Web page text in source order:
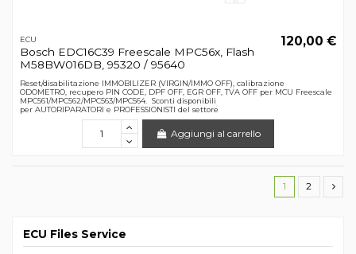
ECU
Bosch EDC16C39 Freescale MPC56x, Flash
M58BW016DB, 95320 / 95640
120,00 €
Reset/disabilitazione IMMOBILIZER (VIRGIN/IMMO OFF), calibrazione
ODOMETRO, recupero PIN CODE, DPF OFF, EGR OFF, TVA OFF per MCU Freescale
MPC561/MPC562/MPC563/MPC564. Sconti disponibili
per AUTORIPARATORI e PROFESSIONISTI del settore
Aggiungi al carrello
1 2
ECU Files Service